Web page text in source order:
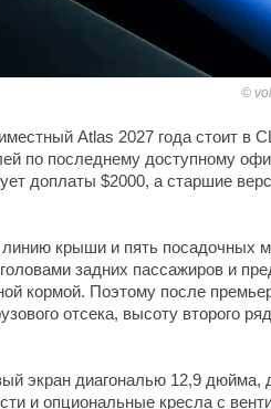
Atlas 2027 года стоит в
по последнему доступному
доплаты $2000, а старшие
крыши и пять посадочных
задних пассажиров и
кормой. Поэтому после
отсека, высоту второго
экран диагональю 12,9 дюйма,
и опциональные кресла с